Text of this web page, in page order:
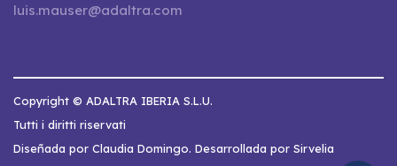
luis.mauser@adaltra.com
Copyright © ADALTRA IBERIA S.L.U.
Tutti i diritti riservati
Diseñada por Claudia Domingo. Desarrollada por Sirvelia